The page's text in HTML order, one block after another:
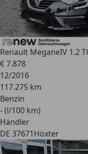
Renault MeganeIV 1.2
€ 7.878
12/2016
117.275 km
Benzin
- (l/100 km)
Händler
DE 37671Höxter